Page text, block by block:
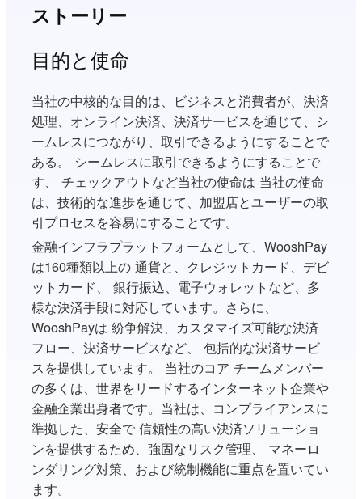
ストーリー
目的と使命
当社の中核的な目的は、ビジネスと消費者が、決済
処理、オンライン決済、決済サービスを通じて、シ
ームレスにつながり、取引できるようにすることで
ある。 シームレスに取引できるようにすることで
す、 チェックアウトなど当社の使命は 当社の使命
は、技術的な進歩を通じて、加盟店とユーザーの取
引プロセスを容易にすることです。
金融インフラプラットフォームとして、WooshPay
は160種類以上の 通貨と、クレジットカード、デビ
ットカード、 銀行振込、電子ウォレットなど、多
様な決済手段に対応しています。さらに、
WooshPayは 紛争解決、カスタマイズ可能な決済
フロー、決済サービスなど、 包括的な決済サービ
スを提供しています。 当社のコア チームメンバー
の多くは、世界をリードするインターネット企業や
金融企業出身者です。当社は、コンプライアンスに
準拠した、安全で 信頼性の高い決済ソリューショ
ンを提供するため、強固なリスク管理、 マネーロ
ンダリング対策、および統制機能に重点を置いてい
ます。